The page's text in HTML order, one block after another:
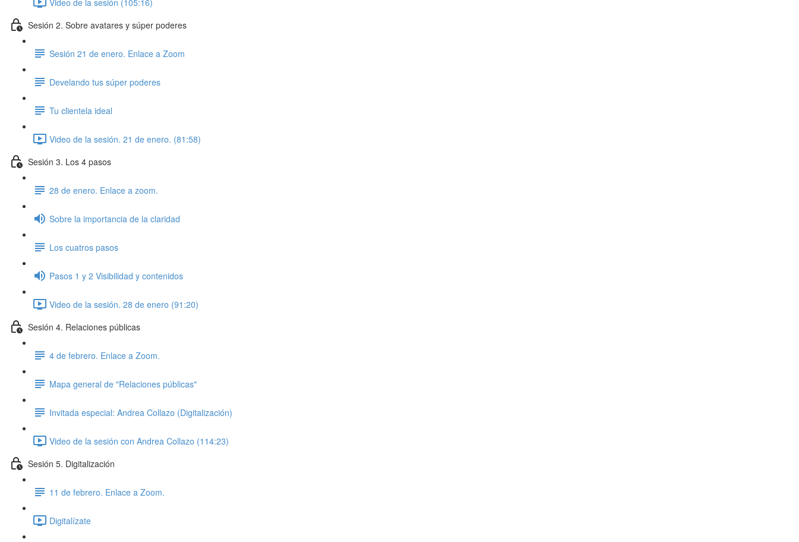
Sesión 2. Sobre avatares y súper poderes
Sesión 21 de enero. Enlace a Zoom
Develando tus súper poderes
Tu clientela ideal
Video de la sesión. 21 de enero. (81:58)
Sesión 3. Los 4 pasos
28 de enero. Enlace a zoom.
Sobre la importancia de la claridad
Los cuatros pasos
Pasos 1 y 2 Visibilidad y contenidos
Video de la sesión. 28 de enero (91:20)
Sesión 4. Relaciones públicas
4 de febrero. Enlace a Zoom.
Mapa general de "Relaciones públicas"
Invitada especial: Andrea Collazo (Digitalización)
Video de la sesión con Andrea Collazo (114:23)
Sesión 5. Digitalización
11 de febrero. Enlace a Zoom.
Digitalízate